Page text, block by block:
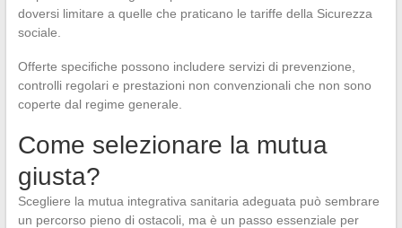
doversi limitare a quelle che praticano le tariffe della Sicurezza
sociale.
Offerte specifiche possono includere servizi di prevenzione,
controlli regolari e prestazioni non convenzionali che non sono
coperte dal regime generale.
Come selezionare la mutua
giusta?
Scegliere la mutua integrativa sanitaria adeguata può sembrare
un percorso pieno di ostacoli, ma è un passo essenziale per